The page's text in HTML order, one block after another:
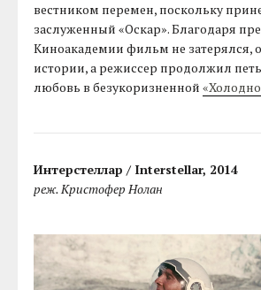
вестником перемен, поскольку
заслуженный «Оскар». Благодаря
Киноакадемии фильм не затерялся,
истории, а режиссер продолжил
любовь в безукоризненной
Интерстеллар / Interstellar, 2014
реж. Кристофер Нолан